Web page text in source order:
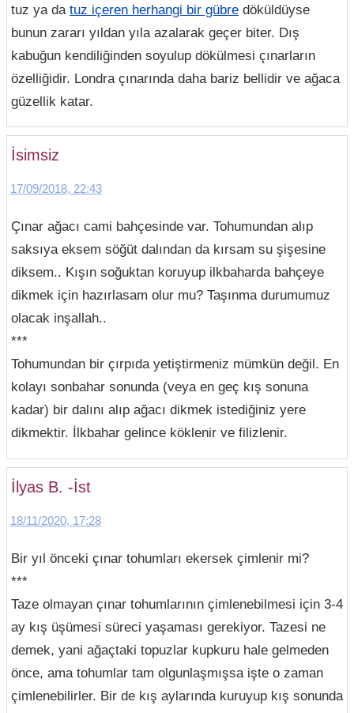
tuz ya da tuz içeren herhangi bir gübre döküldüyse
bunun zararı yıldan yıla azalarak geçer biter. Dış
kabuğun kendiliğinden soyulup dökülmesi çınarların
özelliğidir. Londra çınarında daha bariz bellidir ve ağaca
güzellik katar.
İsimsiz
17/09/2018, 22:43
Çınar ağacı cami bahçesinde var. Tohumundan alıp
saksıya eksem söğüt dalından da kırsam su şişesine
diksem.. Kışın soğuktan koruyup ilkbaharda bahçeye
dikmek için hazırlasam olur mu? Taşınma durumumuz
olacak inşallah..
***
Tohumundan bir çırpıda yetiştirmeniz mümkün değil. En
kolayı sonbahar sonunda (veya en geç kış sonuna
kadar) bir dalını alıp ağacı dikmek istediğiniz yere
dikmektir. İlkbahar gelince köklenir ve filizlenir.
İlyas B. -İst
18/11/2020, 17:28
Bir yıl önceki çınar tohumları ekersek çimlenir mi?
***
Taze olmayan çınar tohumlarının çimlenebilmesi için 3-4
ay kış üşümesi süreci yaşaması gerekiyor. Tazesi ne
demek, yani ağaçtaki topuzlar kupkuru hale gelmeden
önce, ama tohumlar tam olgunlaşmışsa işte o zaman
çimlenebilirler. Bir de kış aylarında kuruyup kış sonunda